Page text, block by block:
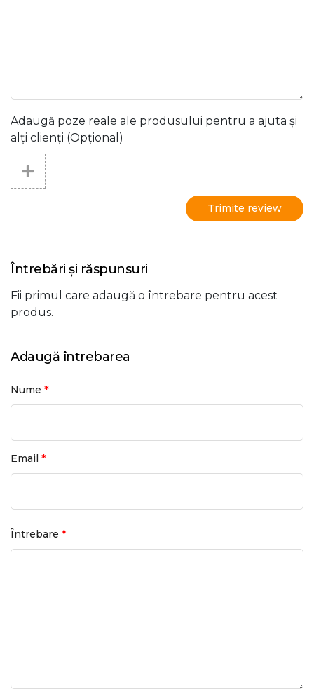
Adaugă poze reale ale produsului pentru a ajuta și
alți clienți (Opțional)
Trimite review
Întrebări și răspunsuri
Fii primul care adaugă o întrebare pentru acest
produs.
Adaugă întrebarea
Nume *
Email *
Întrebare *